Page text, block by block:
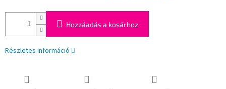
Hozzáadás a kosárhoz
Részletes információ